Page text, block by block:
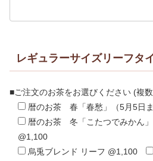
レギュラーサイズリーフタ
■ご注文のお茶をお選びください (複
暦のお茶 春「春愁」（5月5日
暦のお茶 冬「こたつでみかん
@1,100
烏兎ブレンド リーフ @1,100